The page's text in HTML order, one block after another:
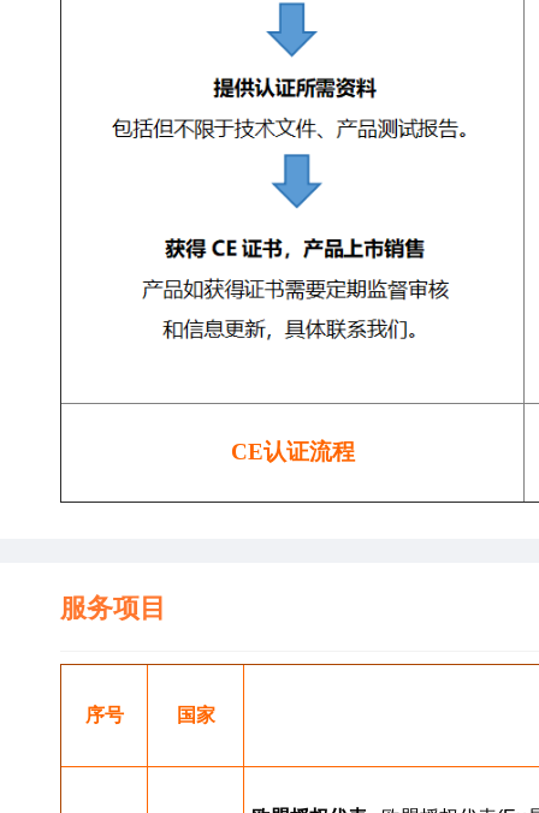
CE认证流程
服务项目
序号 国家